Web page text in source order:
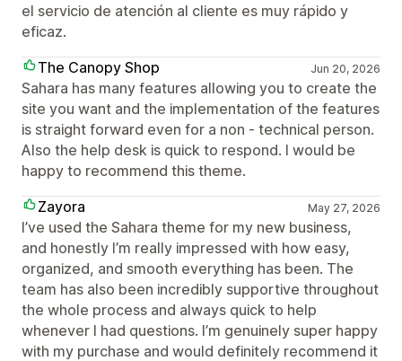
el servicio de atención al cliente es muy rápido y
eficaz.
The Canopy Shop
Jun 20, 2026
Sahara has many features allowing you to create the
site you want and the implementation of the features
is straight forward even for a non - technical person.
Also the help desk is quick to respond. I would be
happy to recommend this theme.
Zayora
May 27, 2026
I’ve used the Sahara theme for my new business,
and honestly I’m really impressed with how easy,
organized, and smooth everything has been. The
team has also been incredibly supportive throughout
the whole process and always quick to help
whenever I had questions. I’m genuinely super happy
with my purchase and would definitely recommend it